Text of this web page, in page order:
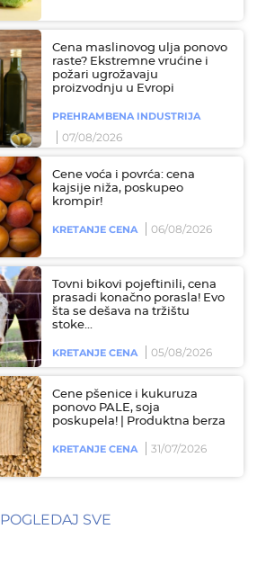
Cena maslinovog ulja ponovo
raste? Ekstremne vrućine i
požari ugrožavaju
proizvodnju u Evropi
PREHRAMBENA INDUSTRIJA
07/08/2026
Cene voća i povrća: cena
kajsije niža, poskupeo
krompir!
KRETANJE CENA 06/08/2026
Tovni bikovi pojeftinili, cena
prasadi konačno porasla! Evo
šta se dešava na tržištu
stoke...
KRETANJE CENA 05/08/2026
Cene pšenice i kukuruza
ponovo PALE, soja
poskupela! | Produktna berza
KRETANJE CENA 31/07/2026
POGLEDAJ SVE